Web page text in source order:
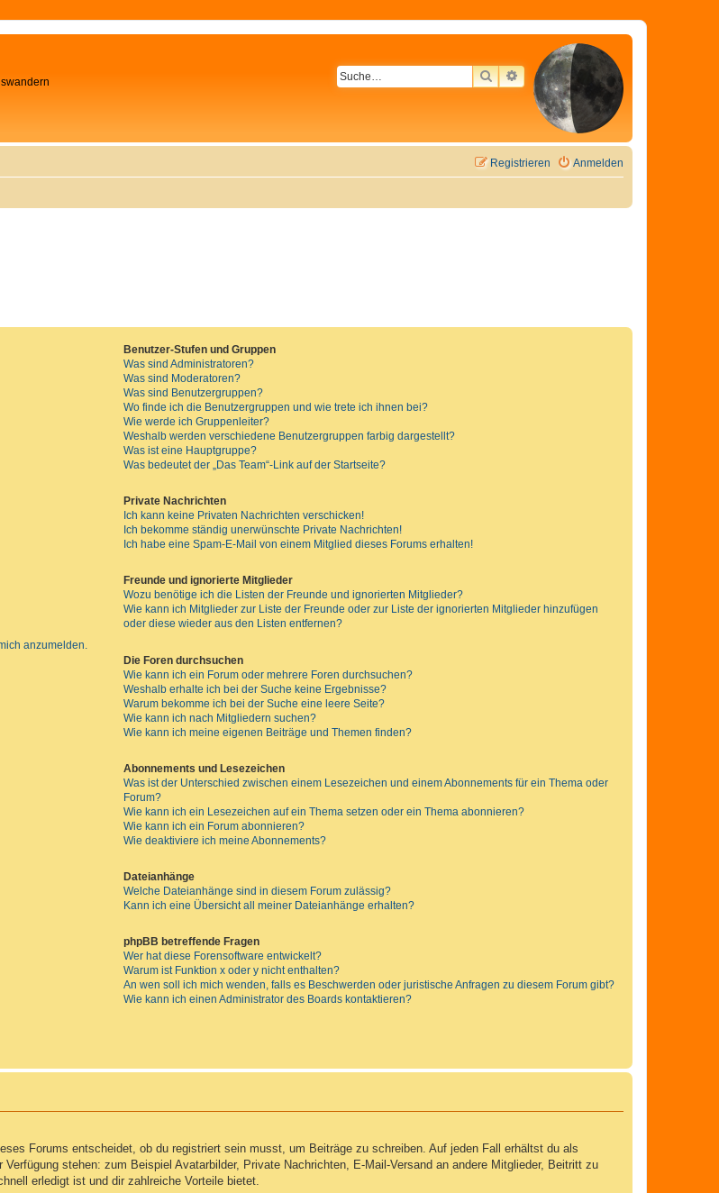
SUCHEERWEITERTE SUCHE
Anmelden
Registrieren
anzumelden.
Benutzer-Stufen und Gruppen
Was sind Administratoren?
Was sind Moderatoren?
Was sind Benutzergruppen?
Wo finde ich die Benutzergruppen und wie trete ich ihnen bei?
Wie werde ich Gruppenleiter?
Weshalb werden verschiedene Benutzergruppen farbig dargestellt?
Was ist eine Hauptgruppe?
Was bedeutet der „Das Team“-Link auf der Startseite?
Private Nachrichten
Ich kann keine Privaten Nachrichten verschicken!
Ich bekomme ständig unerwünschte Private Nachrichten!
Ich habe eine Spam-E-Mail von einem Mitglied dieses Forums erhalten!
Freunde und ignorierte Mitglieder
Wozu benötige ich die Listen der Freunde und ignorierten Mitglieder?
Wie kann ich Mitglieder zur Liste der Freunde oder zur Liste der ignorierten Mitglieder hinzufügen
oder diese wieder aus den Listen entfernen?
Die Foren durchsuchen
Wie kann ich ein Forum oder mehrere Foren durchsuchen?
Weshalb erhalte ich bei der Suche keine Ergebnisse?
Warum bekomme ich bei der Suche eine leere Seite?
Wie kann ich nach Mitgliedern suchen?
Wie kann ich meine eigenen Beiträge und Themen finden?
Abonnements und Lesezeichen
Was ist der Unterschied zwischen einem Lesezeichen und einem Abonnements für ein Thema oder
Forum?
Wie kann ich ein Lesezeichen auf ein Thema setzen oder ein Thema abonnieren?
Wie kann ich ein Forum abonnieren?
Wie deaktiviere ich meine Abonnements?
Dateianhänge
Welche Dateianhänge sind in diesem Forum zulässig?
Kann ich eine Übersicht all meiner Dateianhänge erhalten?
phpBB betreffende Fragen
Wer hat diese Forensoftware entwickelt?
Warum ist Funktion x oder y nicht enthalten?
An wen soll ich mich wenden, falls es Beschwerden oder juristische Anfragen zu diesem Forum gibt?
Wie kann ich einen Administrator des Boards kontaktieren?
Forums entscheidet, ob du registriert sein musst, um Beiträge zu schreiben. Auf jeden Fall erhältst du als
stehen: zum Beispiel Avatarbilder, Private Nachrichten, E-Mail-Versand an andere Mitglieder, Beitritt zu
erledigt ist und dir zahlreiche Vorteile bietet.